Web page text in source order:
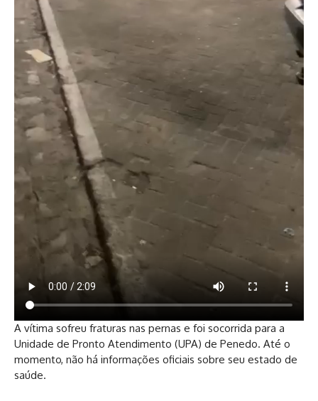
A vítima sofreu fraturas nas pernas e foi socorrida para a
Unidade de Pronto Atendimento (UPA) de Penedo. Até o
momento, não há informações oficiais sobre seu estado de
saúde.